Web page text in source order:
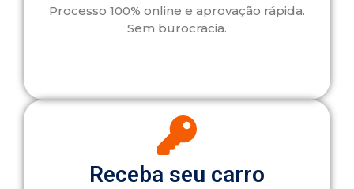
Processo 100% online e aprovação rápida.
Sem burocracia.
Receba seu carro